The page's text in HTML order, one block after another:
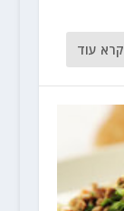
קרא עוד